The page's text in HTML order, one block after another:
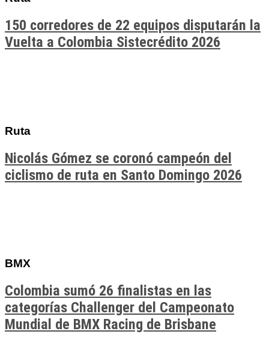
150 corredores de 22 equipos disputarán la
Vuelta a Colombia Sistecrédito 2026
Ruta
Nicolás Gómez se coronó campeón del
ciclismo de ruta en Santo Domingo 2026
BMX
Colombia sumó 26 finalistas en las
categorías Challenger del Campeonato
Mundial de BMX Racing de Brisbane